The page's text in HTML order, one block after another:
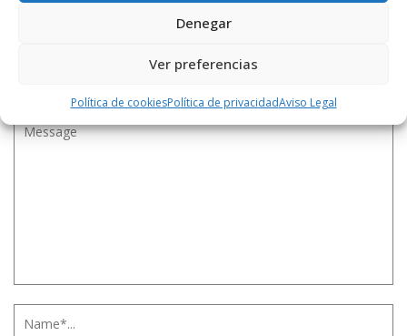
Denegar
Ver preferencias
Política de cookiesPolítica de privacidadAviso Legal